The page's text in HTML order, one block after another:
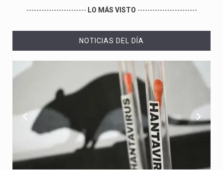
------------------------ LO MÁS VISTO ------------------------
NOTICIAS DEL DÍA